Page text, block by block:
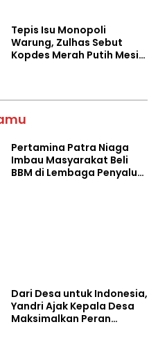
Tepis Isu Monopoli
Warung, Zulhas Sebut
Kopdes Merah Putih Mesin
Pertamina Patra Niaga
Imbau Masyarakat Beli
BBM di Lembaga Penyalur
Dari Desa untuk Indonesia,
Yandri Ajak Kepala Desa
Maksimalkan Peran